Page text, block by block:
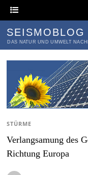
SEISMOBLOG
DAS NATUR UND UMWELT
STÜRME
Verlangsamung des
Richtung Europa